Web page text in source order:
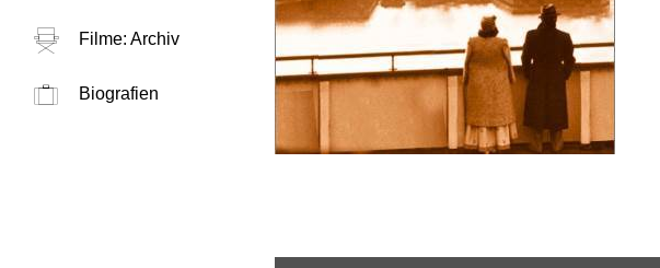
Filme: Archiv
Biografien